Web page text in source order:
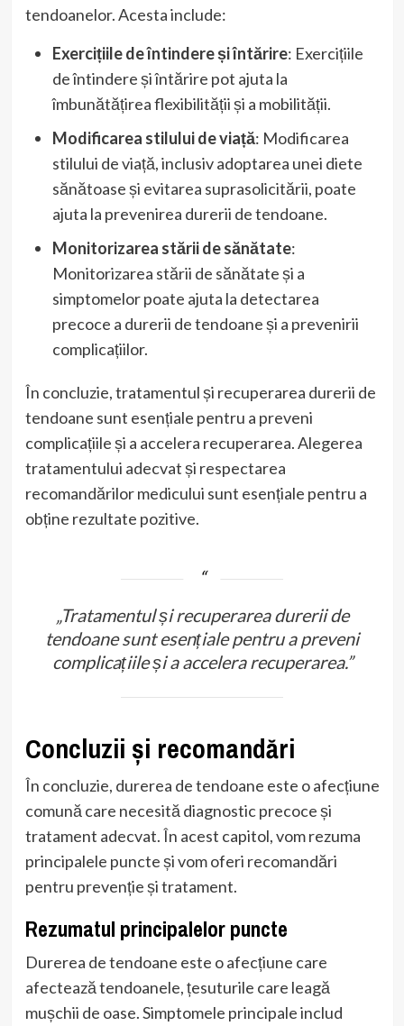
tendoanelor. Acesta include:
Exercițiile de întindere și întărire: Exercițiile
de întindere și întărire pot ajuta la
îmbunătățirea flexibilității și a mobilității.
Modificarea stilului de viață: Modificarea
stilului de viață, inclusiv adoptarea unei diete
sănătoase și evitarea suprasolicitării, poate
ajuta la prevenirea durerii de tendoane.
Monitorizarea stării de sănătate:
Monitorizarea stării de sănătate și a
simptomelor poate ajuta la detectarea
precoce a durerii de tendoane și a prevenirii
complicațiilor.
În concluzie, tratamentul și recuperarea durerii de
tendoane sunt esențiale pentru a preveni
complicațiile și a accelera recuperarea. Alegerea
tratamentului adecvat și respectarea
recomandărilor medicului sunt esențiale pentru a
obține rezultate pozitive.
„Tratamentul și recuperarea durerii de
tendoane sunt esențiale pentru a preveni
complicațiile și a accelera recuperarea.”
Concluzii și recomandări
În concluzie, durerea de tendoane este o afecțiune
comună care necesită diagnostic precoce și
tratament adecvat. În acest capitol, vom rezuma
principalele puncte și vom oferi recomandări
pentru prevenție și tratament.
Rezumatul principalelor puncte
Durerea de tendoane este o afecțiune care
afectează tendoanele, țesuturile care leagă
mușchii de oase. Simptomele principale includ